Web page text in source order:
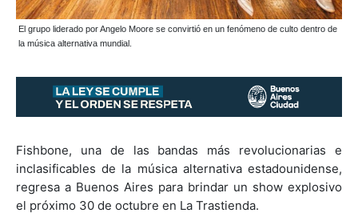
El grupo liderado por Angelo Moore se convirtió en un fenómeno de culto dentro de
la música alternativa mundial.
Fishbone, una de las bandas más revolucionarias e
inclasificables de la música alternativa estadounidense,
regresa a Buenos Aires para brindar un show explosivo
el próximo 30 de octubre en La Trastienda.